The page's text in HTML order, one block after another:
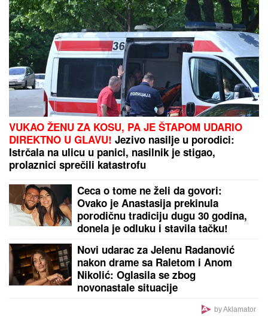
VUKAO ŽENU ZA KOSU, PA JE ŠTAPOM UDARIO
DIREKTNO U GLAVU! Jezivo nasilje u porodici:
Istrčala na ulicu u panici, nasilnik je stigao,
prolaznici sprečili katastrofu
Ceca o tome ne želi da govori:
Ovako je Anastasija prekinula
porodičnu tradiciju dugu 30 godina,
donela je odluku i stavila tačku!
Novi udarac za Jelenu Radanović
nakon drame sa Raletom i Anom
Nikolić: Oglasila se zbog
novonastale situacije
by Aklamator